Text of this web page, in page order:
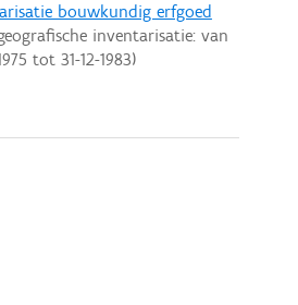
bouwkundig erfgoed
inventarisatie: van
tot 31-12-1983)